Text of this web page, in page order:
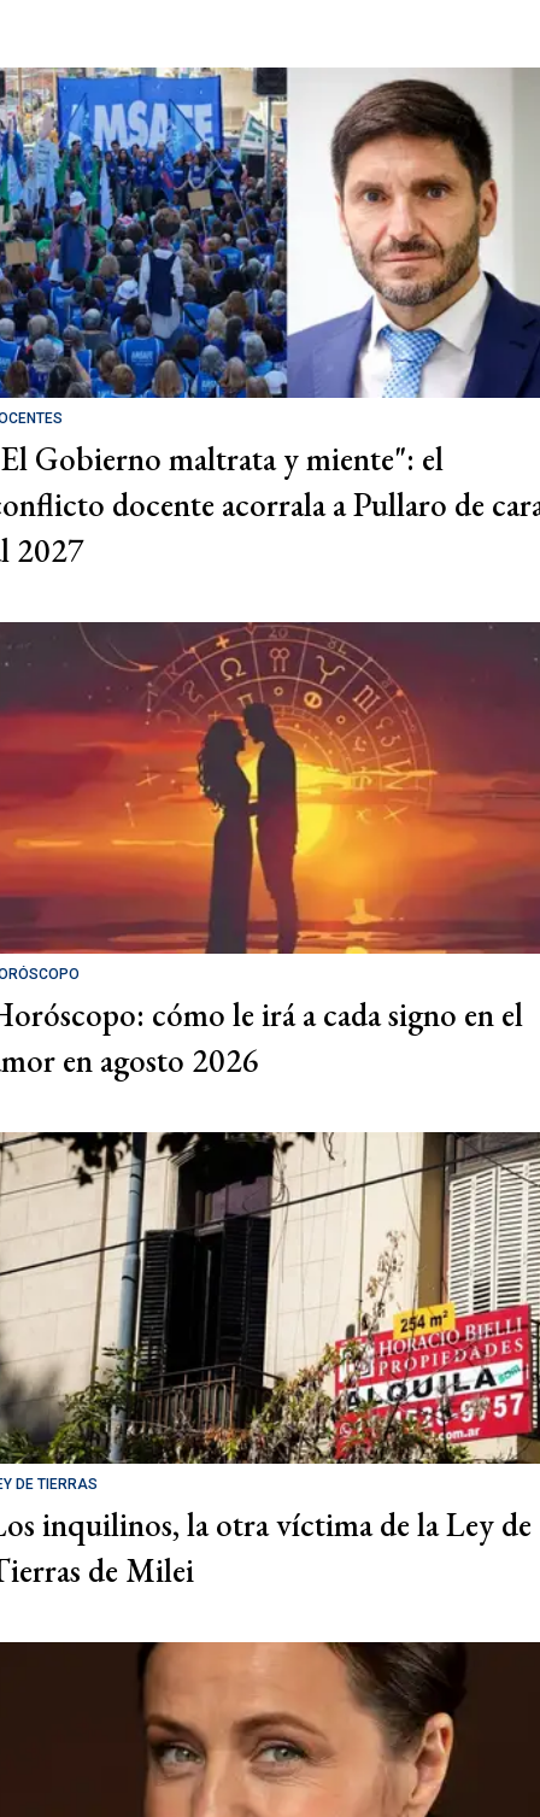
Gobierno maltrata y miente": el
docente acorrala a Pullaro de
2027
cómo le irá a cada signo en el
en agosto 2026
DE TIERRAS
inquilinos, la otra víctima de la Ley de
de Milei